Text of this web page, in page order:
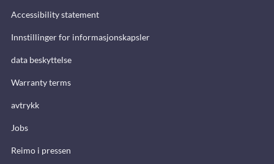
Accessibility statement
Innstillinger for informasjonskapsler
data beskyttelse
Warranty terms
avtrykk
Jobs
Reimo i pressen